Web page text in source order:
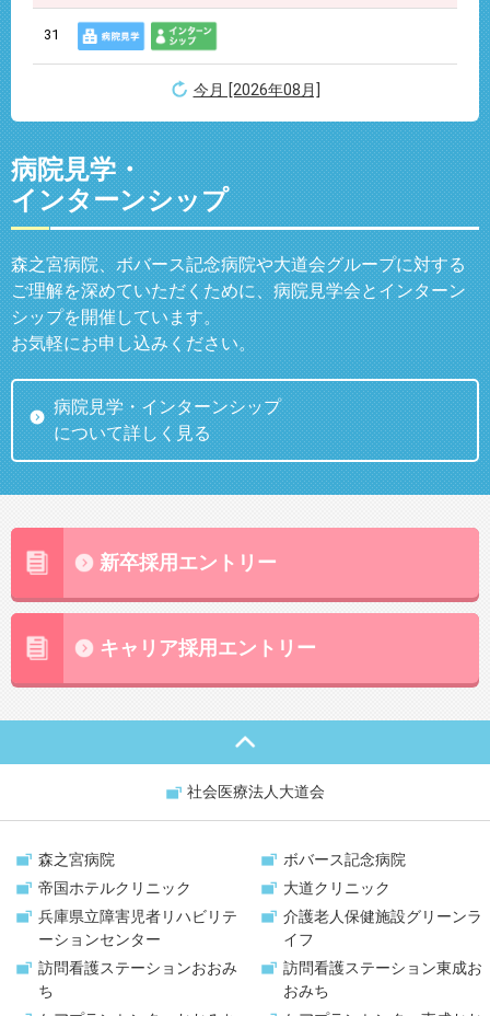
31
今月 [2026年08月]
病院見学・
インターンシップ
森之宮病院、ボバース記念病院や大道会グループに対する
ご理解を深めていただくために、病院見学会とインターン
シップを開催しています。
お気軽にお申し込みください。
病院見学・インターンシップ
について詳しく見る
新卒採用エントリー
キャリア採用エントリー
社会医療法人大道会
森之宮病院
ボバース記念病院
帝国ホテルクリニック
大道クリニック
兵庫県立障害児者リハビリテ
ーションセンター
介護老人保健施設グリーンラ
イフ
訪問看護ステーションおおみ
ち
訪問看護ステーション東成お
おみち